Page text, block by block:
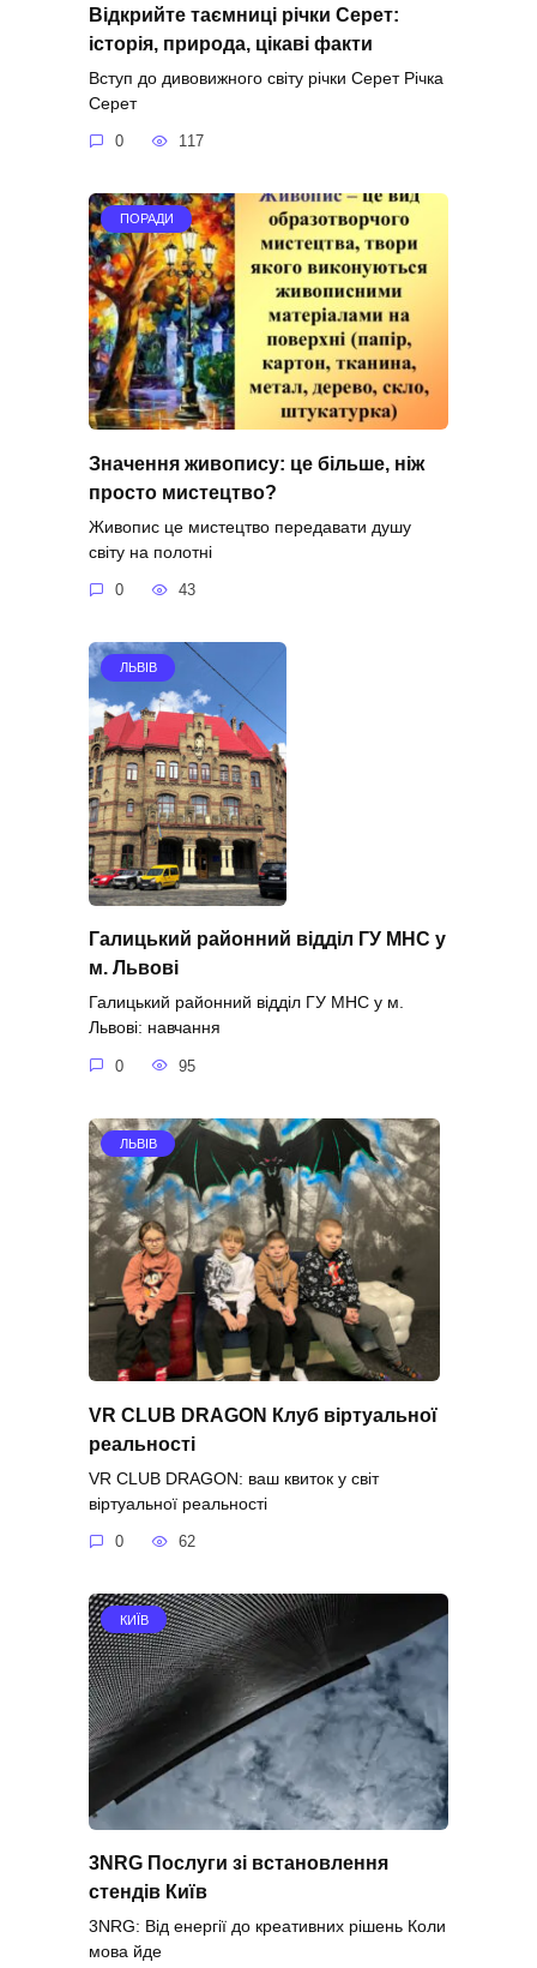
Відкрийте таємниці річки Серет:
історія, природа, цікаві факти
Вступ до дивовижного світу річки Серет Річка
Серет
0 117
ПОРАДИ
Значення живопису: це більше, ніж
просто мистецтво?
Живопис це мистецтво передавати душу
світу на полотні
0 43
ЛЬВІВ
Галицький районний відділ ГУ МНС у
м. Львові
Галицький районний відділ ГУ МНС у м.
Львові: навчання
0 95
ЛЬВІВ
VR CLUB DRAGON Клуб віртуальної
реальності
VR CLUB DRAGON: ваш квиток у світ
віртуальної реальності
0 62
КИЇВ
3NRG Послуги зі встановлення
стендів Київ
3NRG: Від енергії до креативних рішень Коли
мова йде